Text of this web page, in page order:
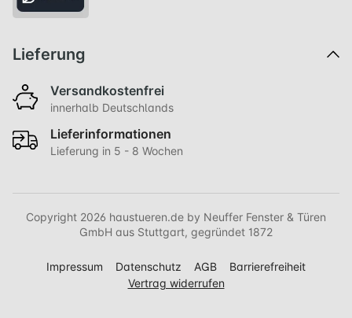
Copyright 2026 haustueren.de by Neuffer Fenster & Türen
GmbH aus Stuttgart, gegründet 1872
Lieferung
Versandkostenfrei
innerhalb Deutschlands
Lieferinformationen
Lieferung in 5 - 8 Wochen
Impressum Datenschutz AGB
Barrierefreiheit
Vertrag widerrufen